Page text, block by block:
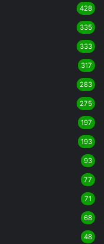
428
335
333
317
283
275
197
193
93
77
71
68
48